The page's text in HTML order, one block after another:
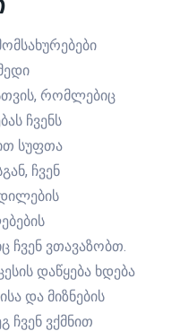
რომლებიც
ჩვენს
სუფთა
ჩვენ
ჩვენ ვთავაზობთ.
დაწყება ხდება
და მიზნების
ჩვენ ვქმნით